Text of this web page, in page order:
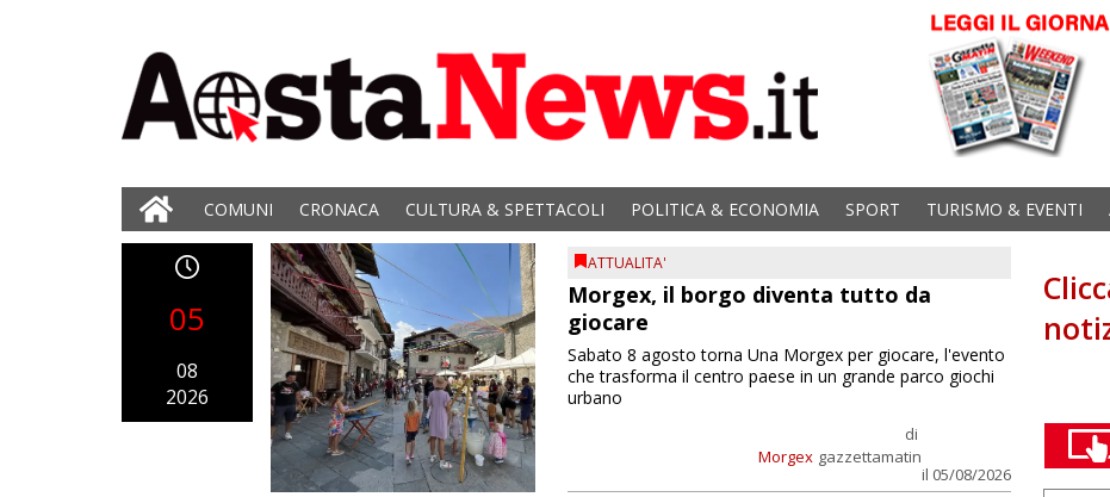
COMUNI CRONACA CULTURA & SPETTACOLI POLITICA & ECONOMIA SPORT TURISMO & EVENTI
05
08
2026
ATTUALITA'
Morgex, il borgo diventa tutto da
giocare
Morgex
di
gazzettamatin
il 05/08/2026
Sabato 8 agosto torna Una Morgex per giocare, l'evento
che trasforma il centro paese in un grande parco giochi
urbano